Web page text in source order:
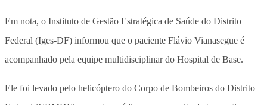
Em nota, o Instituto de Gestão Estratégica de Saúde do Distrito
Federal (Iges-DF) informou que o paciente Flávio Vianasegue é
acompanhado pela equipe multidisciplinar do Hospital de Base.
Ele foi levado pelo helicóptero do Corpo de Bombeiros do Distrito